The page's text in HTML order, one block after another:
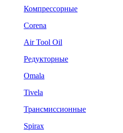
Компрессорные
Corena
Air Tool Oil
Редукторные
Omala
Tivela
Трансмиссионные
Spirax